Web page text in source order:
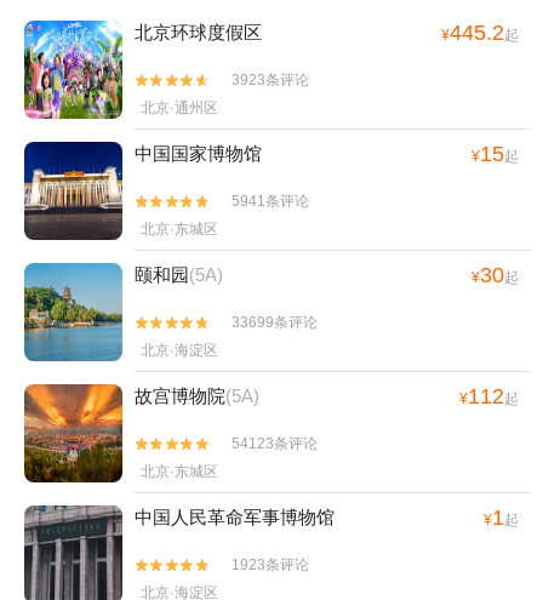
北京环球度假区 ¥445.2起


3923条评论
北京·通州区
中国国家博物馆 ¥15起


5941条评论
北京·东城区
颐和园(5A) ¥30起


33699条评论
北京·海淀区
故宫博物院(5A) ¥112起


54123条评论
北京·东城区
中国人民革命军事博物馆 ¥1起


1923条评论
北京·海淀区